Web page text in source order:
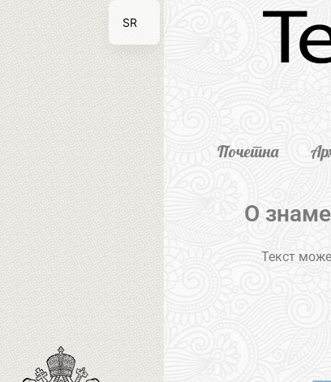
Почетна
О
Текст
SR
EN